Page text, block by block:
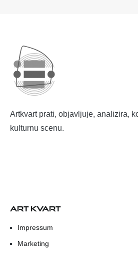
Artkvart prati, objavljuje, analizira,
kulturnu scenu.
ART KVART
Impressum
Marketing